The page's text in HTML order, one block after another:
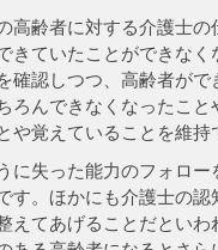
高齢者に対する介護士
きていたことができな
確認しつつ、高齢者が
ろんできなくなったこ
や覚えていることを維
に失った能力のフォロ
す。ほかにも介護士の
えてあげることだといわ